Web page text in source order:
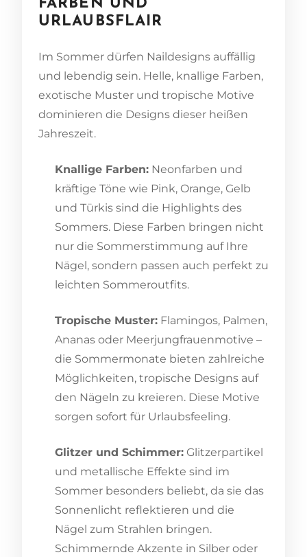
FARBEN UND
URLAUBSFLAIR
Im Sommer dürfen Naildesigns auffällig
und lebendig sein. Helle, knallige Farben,
exotische Muster und tropische Motive
dominieren die Designs dieser heißen
Jahreszeit.
Knallige Farben: Neonfarben und
kräftige Töne wie Pink, Orange, Gelb
und Türkis sind die Highlights des
Sommers. Diese Farben bringen nicht
nur die Sommerstimmung auf Ihre
Nägel, sondern passen auch perfekt zu
leichten Sommeroutfits.
Tropische Muster: Flamingos, Palmen,
Ananas oder Meerjungfrauenmotive –
die Sommermonate bieten zahlreiche
Möglichkeiten, tropische Designs auf
den Nägeln zu kreieren. Diese Motive
sorgen sofort für Urlaubsfeeling.
Glitzer und Schimmer: Glitzerpartikel
und metallische Effekte sind im
Sommer besonders beliebt, da sie das
Sonnenlicht reflektieren und die
Nägel zum Strahlen bringen.
Schimmernde Akzente in Silber oder